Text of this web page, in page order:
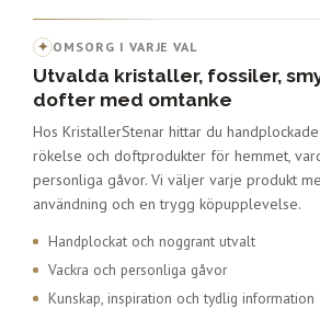
✦ OMSORG I VARJE VAL
Utvalda kristaller, fossiler,
dofter med omtanke
Hos KristallerStenar hittar du
rökelse och doftprodukter för hemmet,
personliga gåvor. Vi väljer varje produkt
användning och en trygg köpupplevelse.
Handplockat och noggrant utvalt
Vackra och personliga gåvor
Kunskap, inspiration och tydlig information